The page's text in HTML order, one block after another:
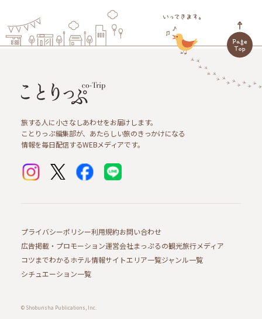
旅する人に小さなしあわせをお届けします。
ことりっぷ編集部が、あたらしい旅のきっかけになる
情報を毎日配信するWEBメディアです。
プライバシーポリシー利用規約お問い合わせ
広告掲載・プロモーション運営会社まっぷるの観光旅行メディア
コツまでわかるホテル情報サイトエリア一覧ジャンル一覧
シチュエーション一覧
© Shobunsha Publications, Inc.